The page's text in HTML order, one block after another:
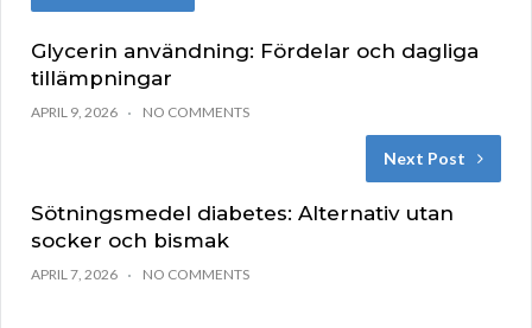
Glycerin användning: Fördelar och dagliga
tillämpningar
APRIL 9, 2026 NO COMMENTS
Next Post
Sötningsmedel diabetes: Alternativ utan
socker och bismak
APRIL 7, 2026 NO COMMENTS